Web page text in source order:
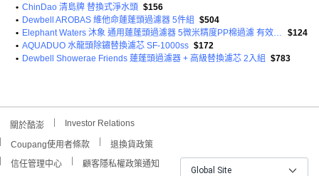
• ChinDao 清島牌 替換式淨水頭 $156
• Dewbell AROBAS 維他命蓮蓬頭過濾器 5件組
$504
•
Elephant Waters 沐象 通用蓮蓬頭過濾器 5微米精度PP棉過濾 有效去除雜質 透明外罩設計
$124
• AQUADUO 水龍頭除鏽替換濾芯 SF-1000ss $172
• Dewbell Showerae Friends 蓮蓬頭過濾器 + 高級替換濾芯 2入組 $783
關於酷澎 Investor Relations
Coupang使用者條款
退換貨政策
信任管理中心
顧客隱私權政策通知
Global Site